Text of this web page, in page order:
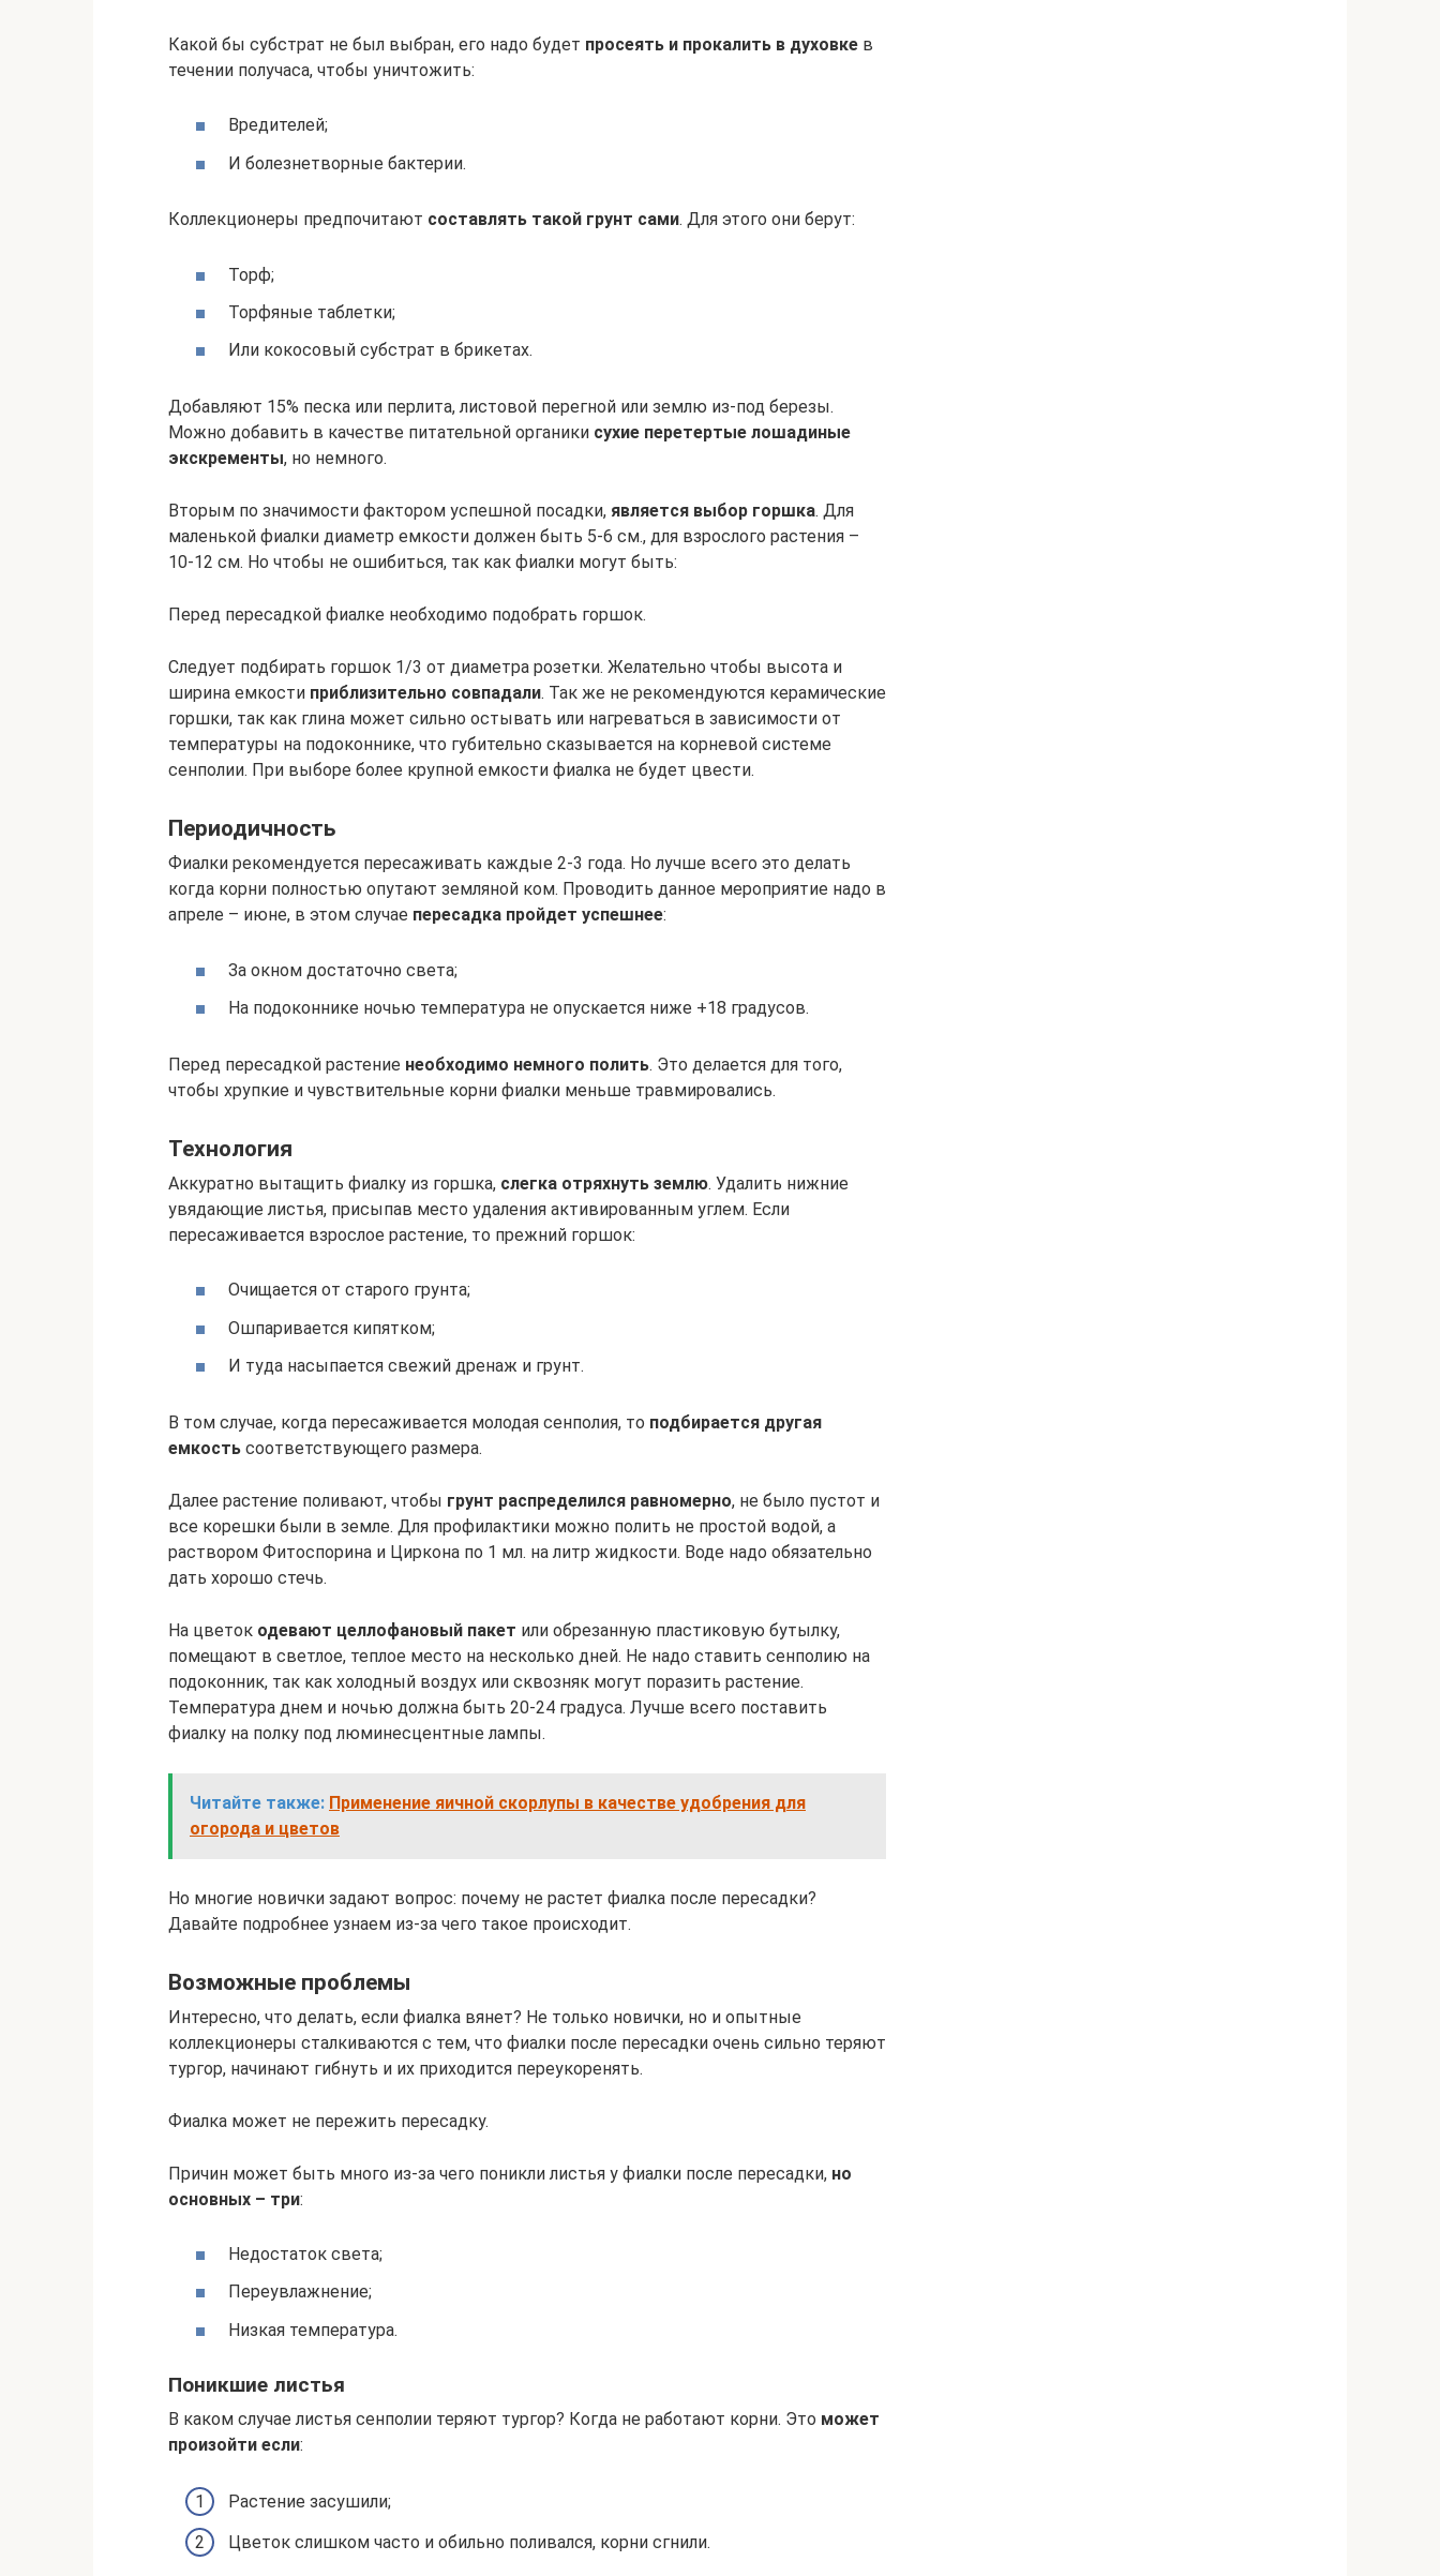
Какой бы субстрат не был выбран, его надо будет просеять и прокалить в духовке в
течении получаса, чтобы уничтожить:
Вредителей;
И болезнетворные бактерии.
Коллекционеры предпочитают составлять такой грунт сами. Для этого они берут:
Торф;
Торфяные таблетки;
Или кокосовый субстрат в брикетах.
Добавляют 15% песка или перлита, листовой перегной или землю из-под березы.
Можно добавить в качестве питательной органики сухие перетертые лошадиные
экскременты, но немного.
Вторым по значимости фактором успешной посадки, является выбор горшка. Для
маленькой фиалки диаметр емкости должен быть 5-6 см., для взрослого растения –
10-12 см. Но чтобы не ошибиться, так как фиалки могут быть:
Перед пересадкой фиалке необходимо подобрать горшок.
Следует подбирать горшок 1/3 от диаметра розетки. Желательно чтобы высота и
ширина емкости приблизительно совпадали. Так же не рекомендуются керамические
горшки, так как глина может сильно остывать или нагреваться в зависимости от
температуры на подоконнике, что губительно сказывается на корневой системе
сенполии. При выборе более крупной емкости фиалка не будет цвести.
Периодичность
Фиалки рекомендуется пересаживать каждые 2-3 года. Но лучше всего это делать
когда корни полностью опутают земляной ком. Проводить данное мероприятие надо в
апреле – июне, в этом случае пересадка пройдет успешнее:
За окном достаточно света;
На подоконнике ночью температура не опускается ниже +18 градусов.
Перед пересадкой растение необходимо немного полить. Это делается для того,
чтобы хрупкие и чувствительные корни фиалки меньше травмировались.
Технология
Аккуратно вытащить фиалку из горшка, слегка отряхнуть землю. Удалить нижние
увядающие листья, присыпав место удаления активированным углем. Если
пересаживается взрослое растение, то прежний горшок:
Очищается от старого грунта;
Ошпаривается кипятком;
И туда насыпается свежий дренаж и грунт.
В том случае, когда пересаживается молодая сенполия, то подбирается другая
емкость соответствующего размера.
Далее растение поливают, чтобы грунт распределился равномерно, не было пустот и
все корешки были в земле. Для профилактики можно полить не простой водой, а
раствором Фитоспорина и Циркона по 1 мл. на литр жидкости. Воде надо обязательно
дать хорошо стечь.
На цветок одевают целлофановый пакет или обрезанную пластиковую бутылку,
помещают в светлое, теплое место на несколько дней. Не надо ставить сенполию на
подоконник, так как холодный воздух или сквозняк могут поразить растение.
Температура днем и ночью должна быть 20-24 градуса. Лучше всего поставить
фиалку на полку под люминесцентные лампы.
Читайте также: Применение яичной скорлупы в качестве удобрения для
огорода и цветов
Но многие новички задают вопрос: почему не растет фиалка после пересадки?
Давайте подробнее узнаем из-за чего такое происходит.
Возможные проблемы
Интересно, что делать, если фиалка вянет? Не только новички, но и опытные
коллекционеры сталкиваются с тем, что фиалки после пересадки очень сильно теряют
тургор, начинают гибнуть и их приходится переукоренять.
Фиалка может не пережить пересадку.
Причин может быть много из-за чего поникли листья у фиалки после пересадки, но
основных – три:
Недостаток света;
Переувлажнение;
Низкая температура.
Поникшие листья
В каком случае листья сенполии теряют тургор? Когда не работают корни. Это может
произойти если:
Растение засушили;
Цветок слишком часто и обильно поливался, корни сгнили.